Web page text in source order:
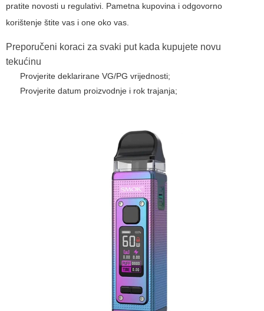
pratite novosti u regulativi. Pametna kupovina i odgovorno
korištenje štite vas i one oko vas.
Preporučeni koraci za svaki put kada kupujete novu
tekućinu
Provjerite deklarirane VG/PG vrijednosti;
Provjerite datum proizvodnje i rok trajanja;